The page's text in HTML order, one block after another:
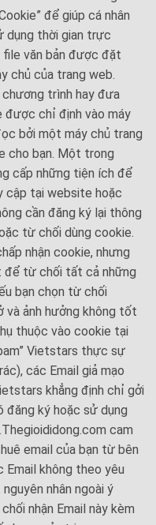
để giúp cá nhân
dụng thời gian trực
văn bản được đặt
chủ của trang web.
trình hay đưa
được chỉ định vào máy
bởi một máy chủ trang
cho bạn. Một trong
cấp những tiện ích để
cập tại website hoặc
cần đăng ký lại thông
từ chối dùng cookie.
nhận cookie, nhưng
để từ chối tất cả những
bạn chọn từ chối
và ảnh hưởng không tốt
thuộc vào cookie tại
Vietstars thực sự
các Email giả mạo
khẳng định chỉ gởi
đăng ký hoặc sử dụng
cam
email của bạn từ bên
Email không theo yêu
nhân ngoài ý
nhận Email này kèm